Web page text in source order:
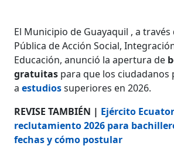
El Municipio de Guayaquil , a través
Pública de Acción Social,
Educación, anunció la apertura de
gratuitas para que los ciudadanos
aestudiossuperiores en 2026.
REVISE TAMBIÉN | Ejército
reclutamiento 2026 para
fechas y cómo postular